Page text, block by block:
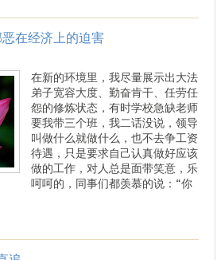
在经济上的迫害
在新的环境里，我尽量展示出大法
弟子宽容大度、勤奋肯干、任劳任
怨的修炼状态，有时学校急缺老师
要我带三个班，我二话没说，领导
叫做什么就做什么，也不去争工资
待遇，只是要求自己认真做好应该
做的工作，对人总是面带笑意，乐
呵呵的，同事们都羡慕的说：“你